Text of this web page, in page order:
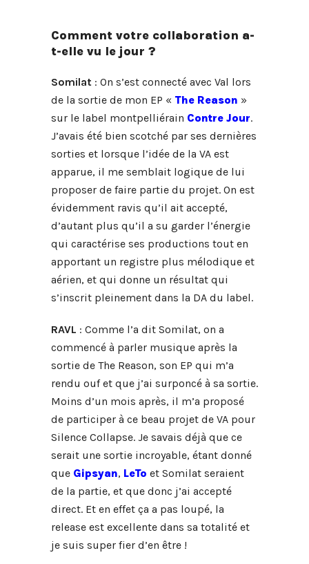
Comment votre collaboration a-
t-elle vu le jour ?
Somilat : On s’est connecté avec Val lors
de la sortie de mon EP « The Reason »
sur le label montpelliérain Contre Jour.
J’avais été bien scotché par ses dernières
sorties et lorsque l’idée de la VA est
apparue, il me semblait logique de lui
proposer de faire partie du projet. On est
évidemment ravis qu’il ait accepté,
d’autant plus qu’il a su garder l’énergie
qui caractérise ses productions tout en
apportant un registre plus mélodique et
aérien, et qui donne un résultat qui
s’inscrit pleinement dans la DA du label.
RAVL : Comme l’a dit Somilat, on a
commencé à parler musique après la
sortie de The Reason, son EP qui m’a
rendu ouf et que j’ai surponcé à sa sortie.
Moins d’un mois après, il m’a proposé
de participer à ce beau projet de VA pour
Silence Collapse. Je savais déjà que ce
serait une sortie incroyable, étant donné
que Gipsyan, LeTo et Somilat seraient
de la partie, et que donc j’ai accepté
direct. Et en effet ça a pas loupé, la
release est excellente dans sa totalité et
je suis super fier d’en être !